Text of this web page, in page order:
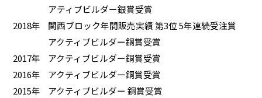
アティブビルダー銀賞受賞
2018年
関西ブロック年間販売実績 第3位 5年連続受注賞
アクティブビルダー銅賞受賞
2017年
アクティブビルダー銅賞受賞
2016年
アクティブビルダー銅賞受賞
2015年
アクティブビルダー 銅賞受賞